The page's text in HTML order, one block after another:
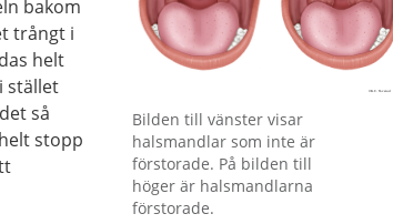
Förstora bilden
Bilden till vänster visar
halsmandlar som inte är
förstorade. På bilden till
höger är halsmandlarna
förstorade.
bakom
trångt i
helt
stället
så
stopp